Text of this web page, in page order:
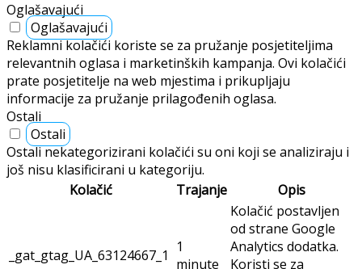
Oglašavajući
Oglašavajući
Reklamni kolačići koriste se za pružanje posjetiteljima
relevantnih oglasa i marketinških kampanja. Ovi kolačići
prate posjetitelje na web mjestima i prikupljaju
informacije za pružanje prilagođenih oglasa.
Ostali
Ostali
Ostali nekategorizirani kolačići su oni koji se analiziraju i
još nisu klasificirani u kategoriju.
Kolačić
Trajanje Opis
_gat_gtag_UA_63124667_1
1
minute
Kolačić postavljen
od strane Google
Analytics dodatka.
Koristi se za